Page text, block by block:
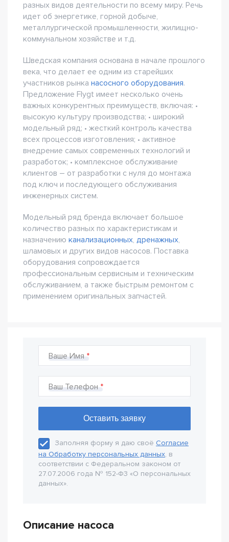
разных видов деятельности по всему миру. Речь
идет об энергетике, горной добыче,
металлургической промышленности, жилищно-
коммунальном хозяйстве и т.д.
Шведская компания основана в начале прошлого
века, что делает ее одним из старейших
участников рынка насосного оборудования.
Предложение Flygt имеет несколько очень
важных конкурентных преимуществ, включая: •
высокую культуру производства; • широкий
модельный ряд; • жесткий контроль качества
всех процессов изготовления; • активное
внедрение самых современных технологий и
разработок; • комплексное обслуживание
клиентов – от разработки с нуля до монтажа
под ключ и последующего обслуживания
инженерных систем.
Модельный ряд бренда включает большое
количество разных по характеристикам и
назначению канализационных, дренажных,
шламовых и других видов насосов. Поставка
оборудования сопровождается
профессиональным сервисным и техническим
обслуживанием, а также быстрым ремонтом с
применением оригинальных запчастей.
Ваше Имя
Ваш Телефон
Заполняя форму я даю своё Согласие
на Обработку персональных данных, в
соответствии с Федеральном законом от
27.07.2006 года № 152-Ф3 «О персональных
данных».
Описание насоса